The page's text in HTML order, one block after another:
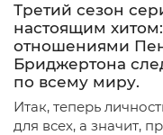
Третий сезон
настоящим
отношениями
Бриджертона
по всему миру.
Итак, теперь
для всех, а значит,